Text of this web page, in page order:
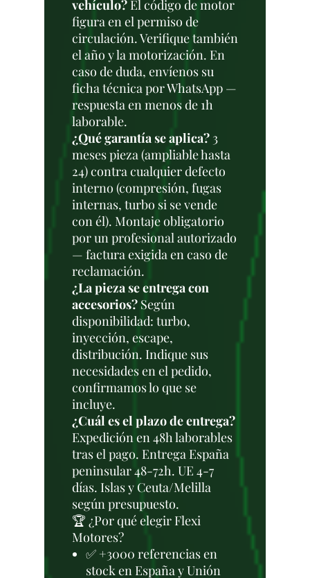
vehículo? El código de motor
figura en el permiso de
circulación. Verifique también
el año y la motorización. En
caso de duda, envíenos su
ficha técnica por WhatsApp —
respuesta en menos de 1h
laborable.
¿Qué garantía se aplica? 3
meses pieza (ampliable hasta
24) contra cualquier defecto
interno (compresión, fugas
internas, turbo si se vende
con él). Montaje obligatorio
por un profesional autorizado
— factura exigida en caso de
reclamación.
¿La pieza se entrega con
accesorios? Según
disponibilidad: turbo,
inyección, escape,
distribución. Indique sus
necesidades en el pedido,
confirmamos lo que se
incluye.
¿Cuál es el plazo de entrega?
Expedición en 48h laborables
tras el pago. Entrega España
peninsular 48-72h. UE 4-7
días. Islas y Ceuta/Melilla
según presupuesto.
🏆 ¿Por qué elegir Flexi
Motores?
✅ +3000 referencias en
stock en España y Unión